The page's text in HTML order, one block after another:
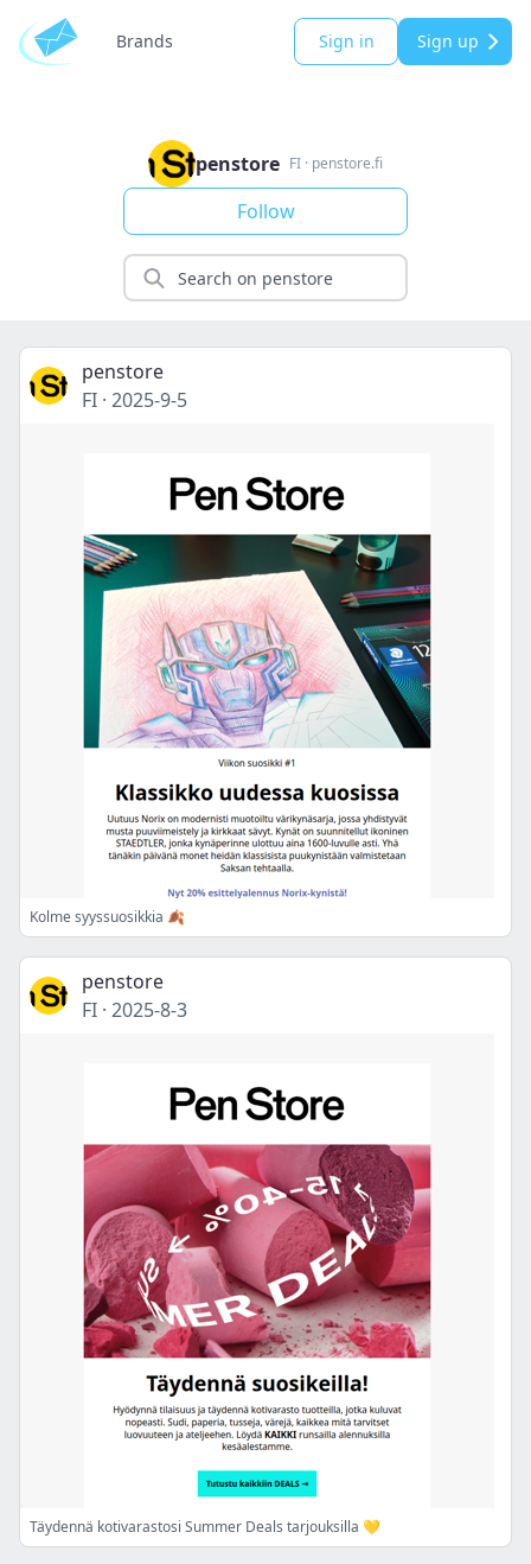
Brands Sign in Sign up
penstore FI · penstore.fi
Follow
penstore
FI · 2025-9-5
Kolme syyssuosikkia 🍂
penstore
FI · 2025-8-3
Täydennä kotivarastosi Summer Deals tarjouksilla 💛